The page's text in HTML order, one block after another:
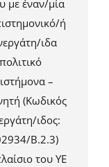
με έναν/μία
ή
ιδα
πολιτικό
–
(Κωδικός
ιδος:
Β.2.3)
του ΥΕ